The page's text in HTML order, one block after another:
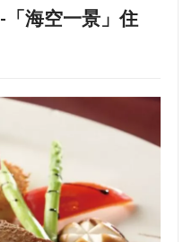
海空一景」住